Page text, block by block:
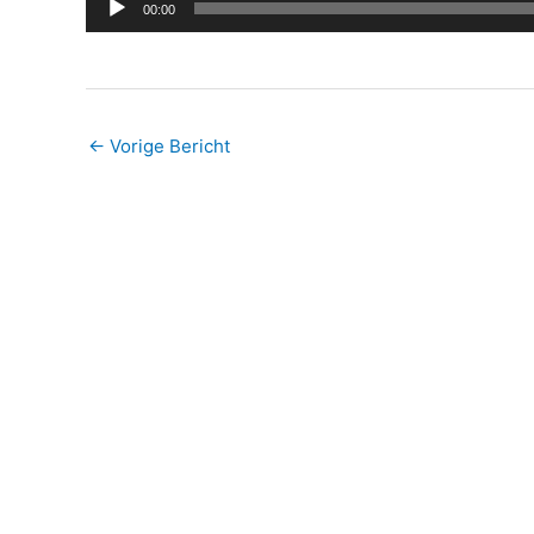
00:00
← Vorige Bericht